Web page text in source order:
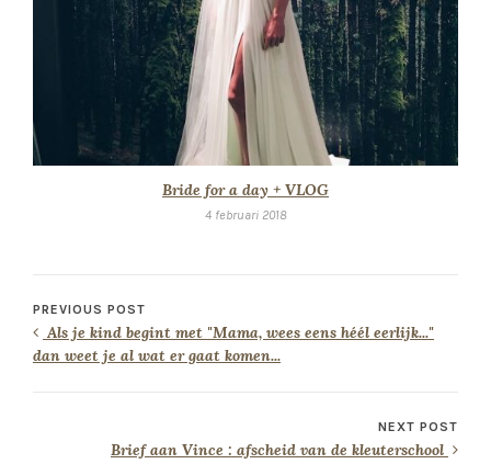
Bride for a day + VLOG
4 februari 2018
PREVIOUS POST
Als je kind begint met "Mama, wees eens héél eerlijk..."
dan weet je al wat er gaat komen...
NEXT POST
Brief aan Vince : afscheid van de kleuterschool